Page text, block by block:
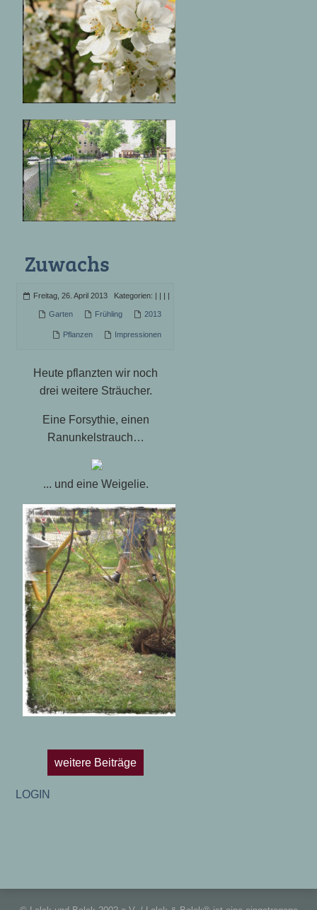
Zuwachs
Freitag, 26. April 2013 Kategorien:
2013
Frühling
Garten
Impressionen
Pflanzen
Heute pflanzten wir noch
drei weitere Sträucher.
Eine Forsythie, einen
Ranunkelstrauch…
... und eine Weigelie.
weitere Beiträge
LOGIN